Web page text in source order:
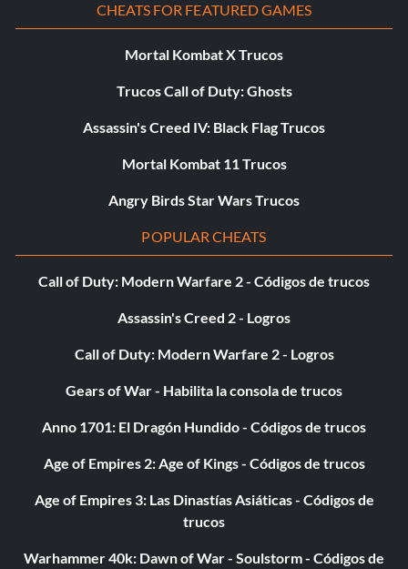
CHEATS FOR FEATURED GAMES
Mortal Kombat X Trucos
Trucos Call of Duty: Ghosts
Assassin's Creed IV: Black Flag Trucos
Mortal Kombat 11 Trucos
Angry Birds Star Wars Trucos
POPULAR CHEATS
Call of Duty: Modern Warfare 2 - Códigos de trucos
Assassin's Creed 2 - Logros
Call of Duty: Modern Warfare 2 - Logros
Gears of War - Habilita la consola de trucos
Anno 1701: El Dragón Hundido - Códigos de trucos
Age of Empires 2: Age of Kings - Códigos de trucos
Age of Empires 3: Las Dinastías Asiáticas - Códigos de
trucos
Warhammer 40k: Dawn of War - Soulstorm - Códigos de